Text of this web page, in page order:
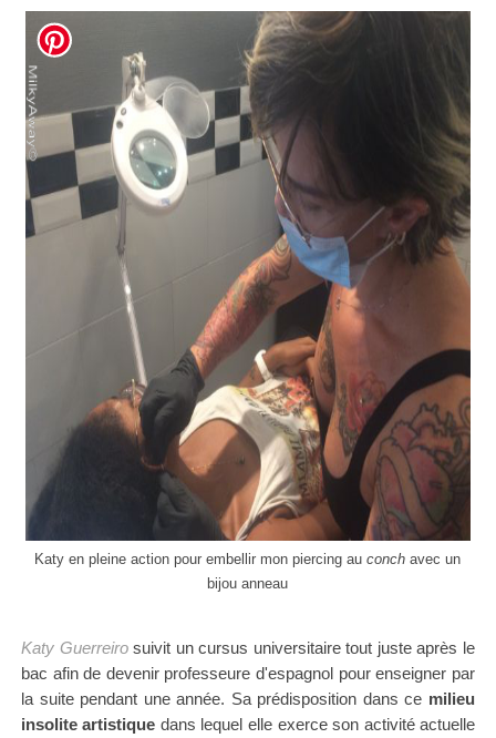
Katy en pleine action pour embellir monpiercing auconch avec un
bijou anneau
Katy Guerreirosuivit un cursus universitaire tout juste après le
bac afin de devenir professeure d'espagnol pour enseigner par
la suite pendant une année. Sa prédisposition dans ce milieu
insolite artistique dans lequel elle exerce son activité actuelle